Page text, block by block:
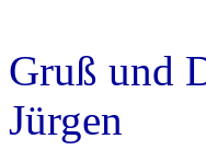
Gruß und
Jürgen